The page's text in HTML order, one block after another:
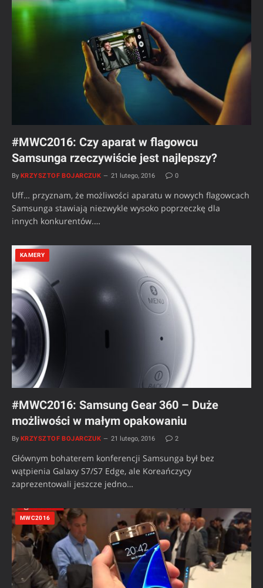
#MWC2016: Czy aparat w flagowcu
Samsunga rzeczywiście jest najlepszy?
By KRZYSZTOF BOJARCZUK 21 lutego, 2016 0
Uff… przyznam, że możliwości aparatu w nowych flagowcach
Samsunga stawiają niezwykle wysoko poprzeczkę dla
innych konkurentów.…
KAMERY
#MWC2016: Samsung Gear 360 – Duże
możliwości w małym opakowaniu
By KRZYSZTOF BOJARCZUK 21 lutego, 2016 2
Głównym bohaterem konferencji Samsunga był bez
wątpienia Galaxy S7/S7 Edge, ale Koreańczycy
zaprezentowali jeszcze jedno…
MWC2016